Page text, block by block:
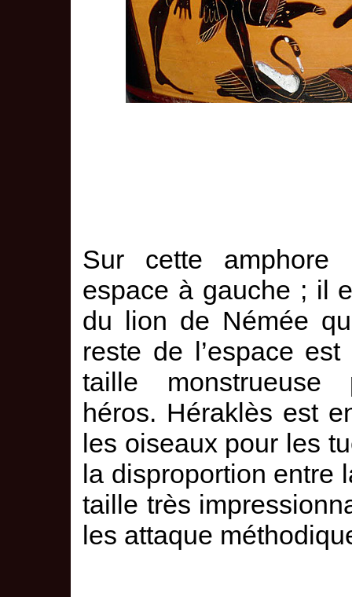
Sur cette amphore
espace à gauche ; il
du lion de Némée
reste de l’espace
taille
héros. Héraklès est
les oiseaux pour les
la disproportion entre
taille très
les attaque